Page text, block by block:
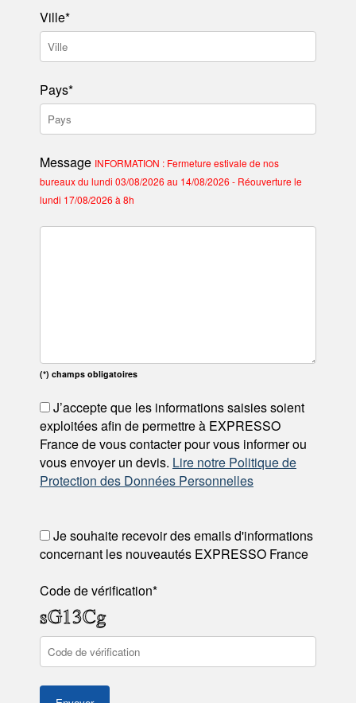
Ville*
Pays*
Message INFORMATION : Fermeture estivale de nos
bureaux du lundi 03/08/2026 au 14/08/2026 - Réouverture le
lundi 17/08/2026 à 8h
(*) champs obligatoires
J’accepte que les informations saisies soient
exploitées afin de permettre à EXPRESSO
France de vous contacter pour vous informer ou
vous envoyer un devis. Lire notre Politique de
Protection des Données Personnelles
Je souhaite recevoir des emails d'informations
concernant les nouveautés EXPRESSO France
Code de vérification*